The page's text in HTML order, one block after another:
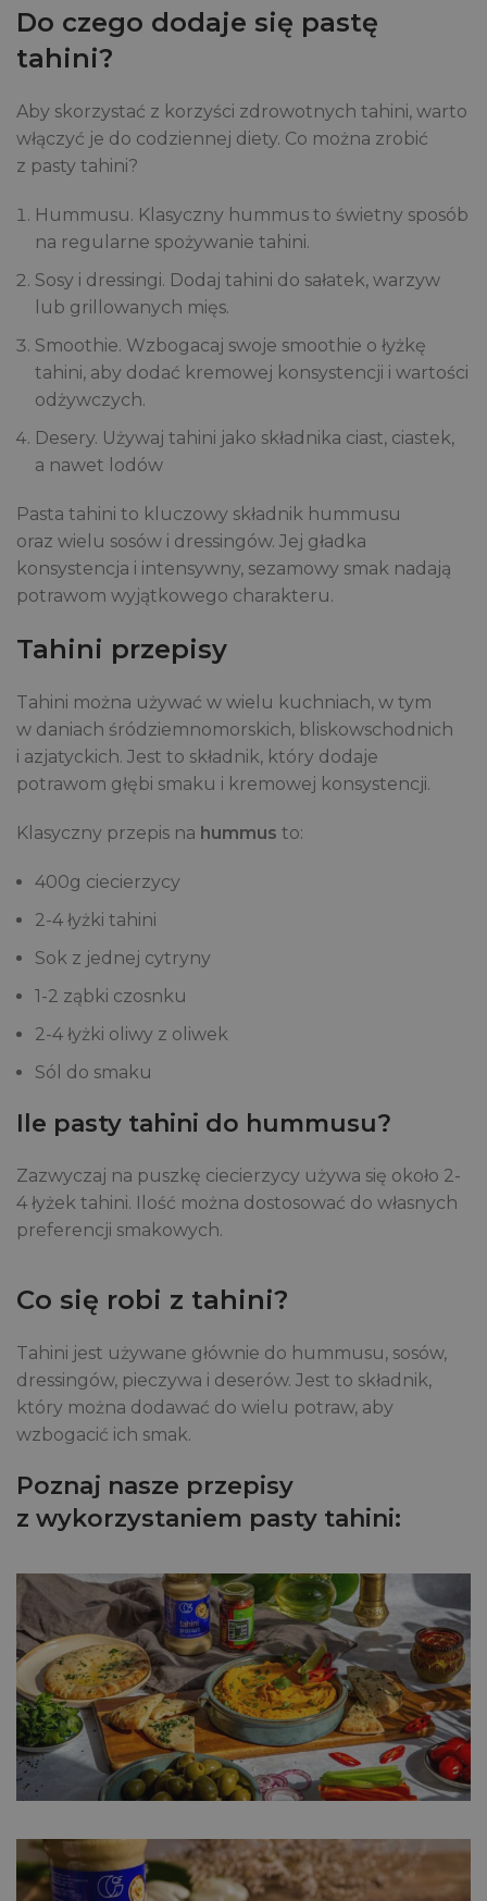
Do czego dodaje się pastę
tahini?
Aby skorzystać z korzyści zdrowotnych tahini, warto
włączyć je do codziennej diety. Co można zrobić
z pasty tahini?
Hummusu. Klasyczny hummus to świetny sposób
na regularne spożywanie tahini.
Sosy i dressingi. Dodaj tahini do sałatek, warzyw
lub grillowanych mięs.
Smoothie. Wzbogacaj swoje smoothie o łyżkę
tahini, aby dodać kremowej konsystencji i wartości
odżywczych.
Desery. Używaj tahini jako składnika ciast, ciastek,
a nawet lodów
Pasta tahini to kluczowy składnik hummusu
oraz wielu sosów i dressingów. Jej gładka
konsystencja i intensywny, sezamowy smak nadają
potrawom wyjątkowego charakteru.
Tahini przepisy
Tahini można używać w wielu kuchniach, w tym
w daniach śródziemnomorskich, bliskowschodnich
i azjatyckich. Jest to składnik, który dodaje
potrawom głębi smaku i kremowej konsystencji.
Klasyczny przepis na hummus to:
400g ciecierzycy
2-4 łyżki tahini
Sok z jednej cytryny
1-2 ząbki czosnku
2-4 łyżki oliwy z oliwek
Sól do smaku
Ile pasty tahini do hummusu?
Zazwyczaj na puszkę ciecierzycy używa się około 2-
4 łyżek tahini. Ilość można dostosować do własnych
preferencji smakowych.
Co się robi z tahini?
Tahini jest używane głównie do hummusu, sosów,
dressingów, pieczywa i deserów. Jest to składnik,
który można dodawać do wielu potraw, aby
wzbogacić ich smak.
Poznaj nasze przepisy
z wykorzystaniem pasty tahini: